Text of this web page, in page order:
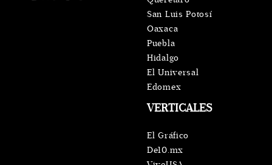
VERTICALES
El Gráfico
De10.mx
San Luis Potosí
Oaxaca
Puebla
Hidalgo
El Universal
Edomex